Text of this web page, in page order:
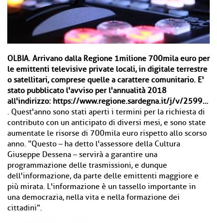
OLBIA. Arrivano dalla Regione 1milione 700mila euro per
le emittenti televisive private locali, in digitale terrestre
o satellitari, comprese quelle a carattere comunitario. E'
stato pubblicato l'avviso per l'annualità 2018
all'indirizzo: https://www.regione.sardegna.it/j/v/2599…
. Quest'anno sono stati aperti i termini per la richiesta di
contributo con un anticipato di diversi mesi, e sono state
aumentate le risorse di 700mila euro rispetto allo scorso
anno. "Questo – ha detto l'assessore della Cultura
Giuseppe Dessena – servirà a garantire una
programmazione delle trasmissioni, e dunque
dell'informazione, da parte delle emittenti maggiore e
più mirata. L'informazione è un tassello importante in
una democrazia, nella vita e nella formazione dei
cittadini".